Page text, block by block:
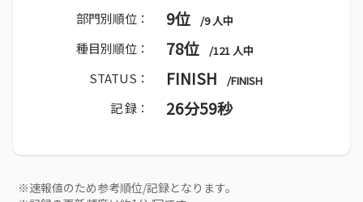
部門別順位： 9位 /9 人中
種目別順位： 78位 /121 人中
STATUS： FINISH /FINISH
記 録： 26分59秒
※速報値のため参考順位/記録となります。